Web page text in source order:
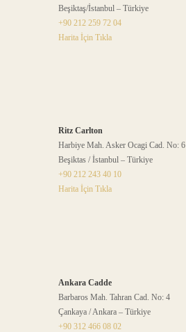
Beşiktaş/İstanbul – Türkiye
+90 212 259 72 04
Harita İçin Tıkla
Ritz Carlton
Harbiye Mah. Asker Ocagi Cad. No: 6
Beşiktas / İstanbul – Türkiye
+90 212 243 40 10
Harita İçin Tıkla
Ankara Cadde
Barbaros Mah. Tahran Cad. No: 4
Çankaya / Ankara – Türkiye
+90 312 466 08 02